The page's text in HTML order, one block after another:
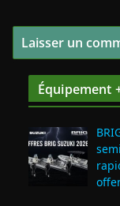
Équipement